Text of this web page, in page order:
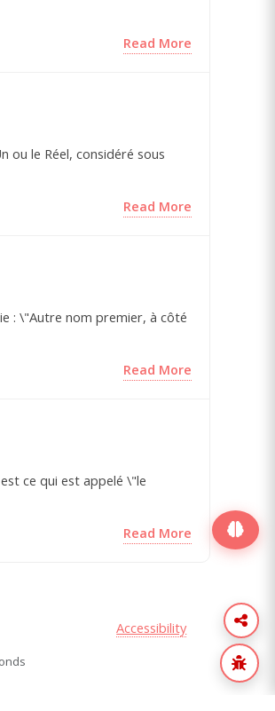
Read More
le Réel, considéré sous
Read More
: \"Autre nom premier, à côté
Read More
ce qui est appelé \"le
Read More
Accessibility